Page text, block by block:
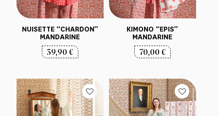
NUISETTE “CHARDON”
MANDARINE
39,90€
KIMONO “EPIS”
MANDARINE
70,00€